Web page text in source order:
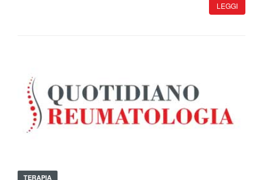
LEGGI
TERAPIA